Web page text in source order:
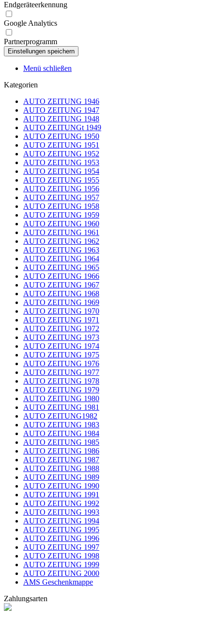
Endgeräteerkennung
Google Analytics
Partnerprogramm
Menü schließen
Kategorien
AUTO ZEITUNG 1946
AUTO ZEITUNG 1947
AUTO ZEITUNG 1948
AUTO ZEITUNGt 1949
AUTO ZEITUNG 1950
AUTO ZEITUNG 1951
AUTO ZEITUNG 1952
AUTO ZEITUNG 1953
AUTO ZEITUNG 1954
AUTO ZEITUNG 1955
AUTO ZEITUNG 1956
AUTO ZEITUNG 1957
AUTO ZEITUNG 1958
AUTO ZEITUNG 1959
AUTO ZEITUNG 1960
AUTO ZEITUNG 1961
AUTO ZEITUNG 1962
AUTO ZEITUNG 1963
AUTO ZEITUNG 1964
AUTO ZEITUNG 1965
AUTO ZEITUNG 1966
AUTO ZEITUNG 1967
AUTO ZEITUNG 1968
AUTO ZEITUNG 1969
AUTO ZEITUNG 1970
AUTO ZEITUNG 1971
AUTO ZEITUNG 1972
AUTO ZEITUNG 1973
AUTO ZEITUNG 1974
AUTO ZEITUNG 1975
AUTO ZEITUNG 1976
AUTO ZEITUNG 1977
AUTO ZEITUNG 1978
AUTO ZEITUNG 1979
AUTO ZEITUNG 1980
AUTO ZEITUNG 1981
AUTO ZEITUNG1982
AUTO ZEITUNG 1983
AUTO ZEITUNG 1984
AUTO ZEITUNG 1985
AUTO ZEITUNG 1986
AUTO ZEITUNG 1987
AUTO ZEITUNG 1988
AUTO ZEITUNG 1989
AUTO ZEITUNG 1990
AUTO ZEITUNG 1991
AUTO ZEITUNG 1992
AUTO ZEITUNG 1993
AUTO ZEITUNG 1994
AUTO ZEITUNG 1995
AUTO ZEITUNG 1996
AUTO ZEITUNG 1997
AUTO ZEITUNG 1998
AUTO ZEITUNG 1999
AUTO ZEITUNG 2000
AMS Geschenkmappe
Zahlungsarten